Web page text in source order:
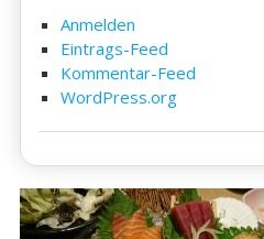
Anmelden
Eintrags-Feed
Kommentar-Feed
WordPress.org